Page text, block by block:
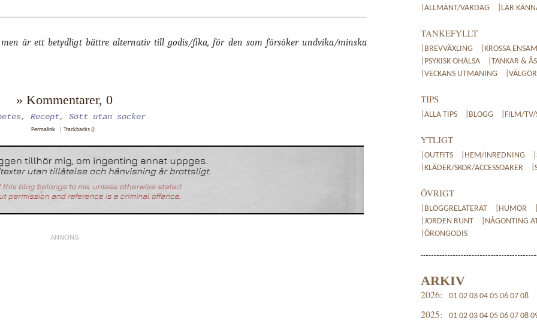
är ett betydligt bättre alternativ till godis/fika, för den som försöker undvika/minska
» Kommentarer, 0
, Recept, Sött utan socker
Permalink Trackbacks ()
|ALLMÄNT/VARDAG |LÄR
TANKEFYLLT
|BREVVÄXLING
|KROSSA
|PSYKISK OHÄLSA
|TANKAR &
|VECKANS UTMANING
TIPS
|ALLA TIPS |BLOGG |FILM/TV/
YTLIGT
|OUTFITS |HEM/INREDNING
|KLÄDER/SKOR/ACCESSOARER
ÖVRIGT
|BLOGGRELATERAT |HUMOR
|JORDEN RUNT
|NÅGONTING
|ÖRONGODIS
ARKIV
2026: 01 02 03 04 05 06 07 08
2025: 01 02 03 04 05 06 07 08